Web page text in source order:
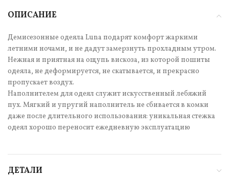
ОПИСАНИЕ
Демисезонные одеяла Luna подарят комфорт жаркими
летними ночами, и не дадут замерзнуть прохладным утром.
Нежная и приятная на ощупь вискоза, из которой пошиты
одеяла, не деформируется, не скатывается, и прекрасно
пропускает воздух.
Наполнителем для одеял служит искусственный лебяжий
пух. Мягкий и упругий наполнитель не сбивается в комки
даже после длительного использования: уникальная стежка
одеял хорошо переносит ежедневную эксплуатацию
ДЕТАЛИ